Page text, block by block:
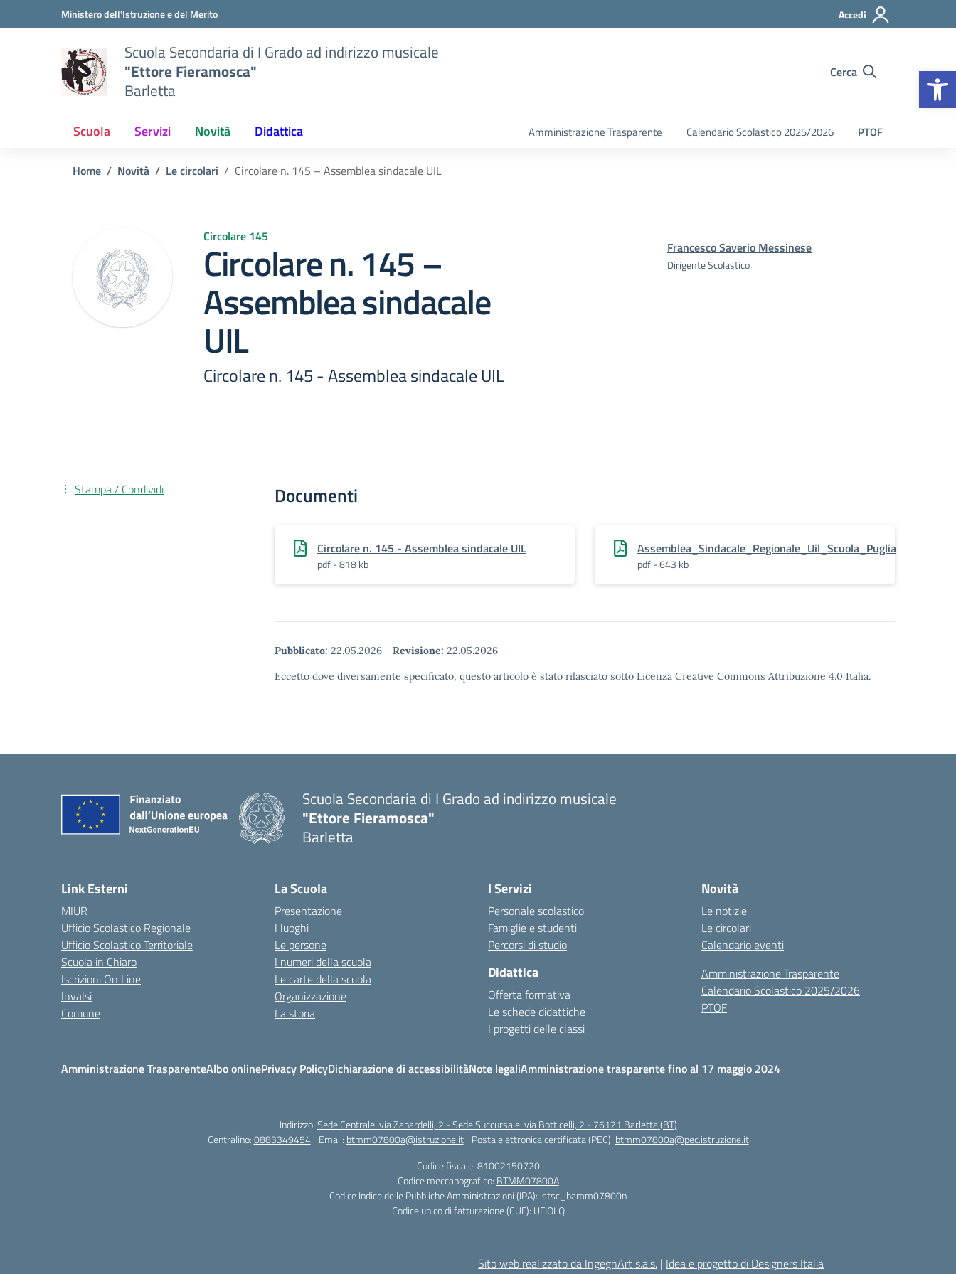
Vai ai contenuti
Vai al menu di navigazioneMinistero dell'Istruzione e del Merito Accedi
Scuola Secondaria di I Grado ad indirizzo musicale
"Ettore Fieramosca"
Barletta
Cerca
Scuola Servizi Novità Didattica Amministrazione Trasparente Calendario Scolastico 2025/2026 PTOF
Home Novità Le circolari Circolare n. 145 – Assemblea sindacale UIL
Circolare 145
Circolare n. 145 –
Assemblea sindacale
UIL
Circolare n. 145 - Assemblea sindacale UIL
Francesco Saverio Messinese
Dirigente Scolastico
Documenti
Circolare n. 145 - Assemblea sindacale UIL
pdf - 818 kb
Assemblea_Sindacale_Regionale_Uil_Scuola_Puglia
pdf - 643 kb
Pubblicato: 22.05.2026 - Revisione: 22.05.2026
Eccetto dove diversamente specificato, questo articolo è stato rilasciato sotto Licenza Creative Commons Attribuzione 4.0 Italia.
Stampa / Condividi
Scuola Secondaria di I Grado ad indirizzo musicale
"Ettore Fieramosca"
Barletta
Link Esterni
MIUR
Ufficio Scolastico Regionale
Ufficio Scolastico Territoriale
Scuola in Chiaro
Iscrizioni On Line
Invalsi
Comune
La Scuola
Presentazione
I luoghi
Le persone
I numeri della scuola
Le carte della scuola
Organizzazione
La storia
I Servizi
Personale scolastico
Famiglie e studenti
Percorsi di studio
Didattica
Offerta formativa
Le schede didattiche
I progetti delle classi
Novità
Le notizie
Le circolari
Calendario eventi
Amministrazione Trasparente
Calendario Scolastico 2025/2026
PTOF
Amministrazione TrasparenteAlbo onlinePrivacy PolicyDichiarazione di accessibilitàNote legaliAmministrazione trasparente fino al 17 maggio 2024
Indirizzo:Sede Centrale: via Zanardelli, 2 - Sede Succursale: via Botticelli, 2 - 76121 Barletta (BT)
Centralino:0883349454 Email: btmm07800a@istruzione.it Posta elettronica certificata (PEC): btmm07800a@pec.istruzione.it
Codice fiscale: 81002150720
Codice meccanografico: BTMM07800A
Codice Indice delle Pubbliche Amministrazioni (IPA): istsc_bamm07800n
Codice unico di fatturazione (CUF): UFIOLQ
Sito web realizzato da IngegnArt s.a.s. | Idea e progetto di Designers Italia